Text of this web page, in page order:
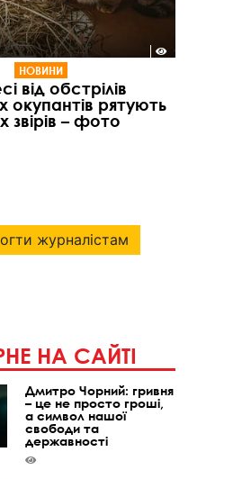
НОВИНИ
від обстрілів
окупантів рятують
звірів – фото
журналістам
НА САЙТІ
Дмитро Чорний: гривня
– це не просто гроші,
а символ нашої
свободи та
державності